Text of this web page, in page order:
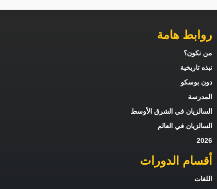
هامة
نكون؟
تاريخية
بوسكو
في الشرق الأوسط
في العالم
الدورات